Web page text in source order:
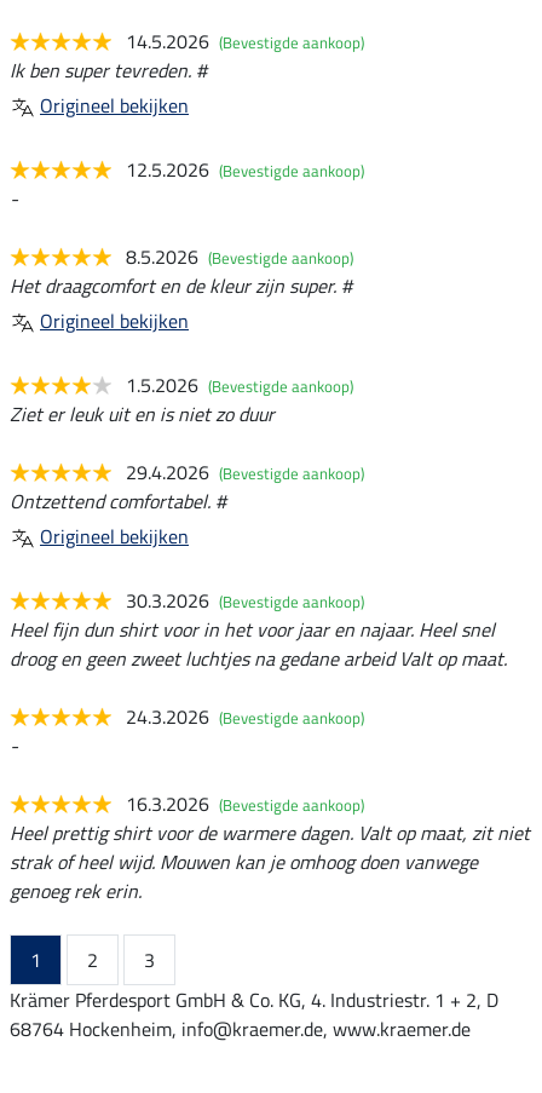
14.5.2026 (Bevestigde aankoop)
Ik ben super tevreden. #
Origineel bekijken
12.5.2026 (Bevestigde aankoop)
-
8.5.2026 (Bevestigde aankoop)
Het draagcomfort en de kleur zijn super. #
Origineel bekijken
1.5.2026 (Bevestigde aankoop)
Ziet er leuk uit en is niet zo duur
29.4.2026 (Bevestigde aankoop)
Ontzettend comfortabel. #
Origineel bekijken
30.3.2026 (Bevestigde aankoop)
Heel fijn dun shirt voor in het voor jaar en najaar. Heel snel
droog en geen zweet luchtjes na gedane arbeid Valt op maat.
24.3.2026 (Bevestigde aankoop)
-
16.3.2026 (Bevestigde aankoop)
Heel prettig shirt voor de warmere dagen. Valt op maat, zit niet
strak of heel wijd. Mouwen kan je omhoog doen vanwege
genoeg rek erin.
1 2
3
Krämer Pferdesport GmbH & Co. KG, 4. Industriestr. 1 + 2, D
68764 Hockenheim, info@kraemer.de, www.kraemer.de